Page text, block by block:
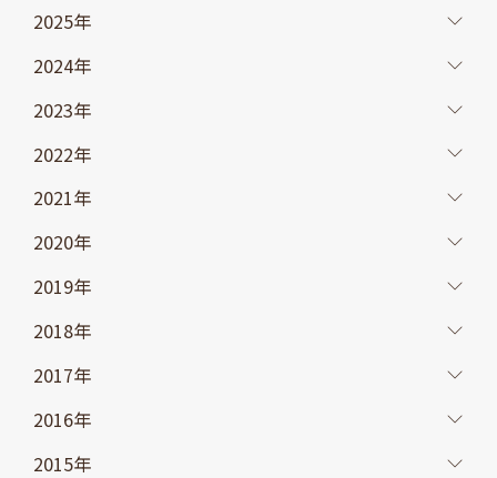
2025年
2024年
2023年
2022年
2021年
2020年
2019年
2018年
2017年
2016年
2015年